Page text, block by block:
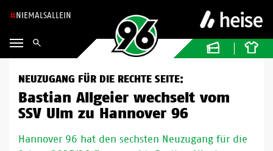
NIEMALSALLEIN
NEUZUGANG FÜR DIE RECHTE SEITE:
Bastian Allgeier wechselt vom
SSV Ulm zu Hannover 96
Hannover 96 hat den sechsten Neuzugang für die